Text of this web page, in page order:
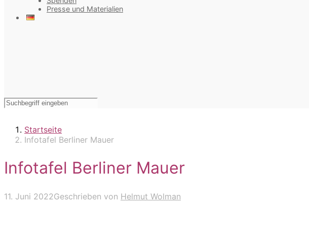
Presse und Materialien
Startseite
Infotafel Berliner Mauer
Infotafel Berliner Mauer
11. Juni 2022Geschrieben von Helmut Wolman